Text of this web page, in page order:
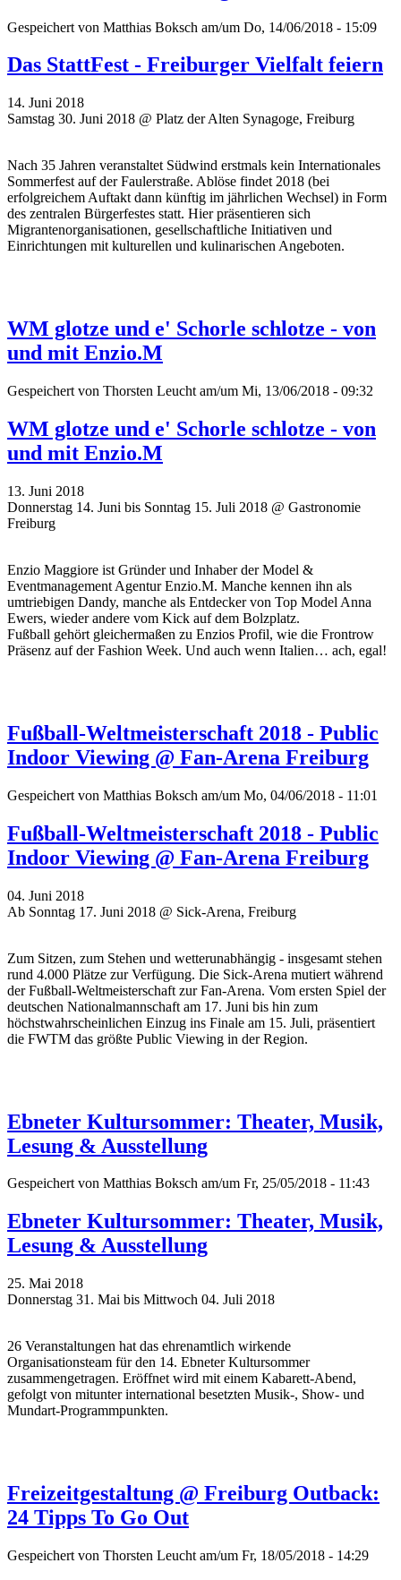
Gespeichert von Matthias Boksch am/um Do, 14/06/2018 - 15:09
Das StattFest - Freiburger Vielfalt feiern
14. Juni 2018
Samstag 30. Juni 2018 @ Platz der Alten Synagoge, Freiburg
Nach 35 Jahren veranstaltet Südwind erstmals kein Internationales
Sommerfest auf der Faulerstraße. Ablöse findet 2018 (bei
erfolgreichem Auftakt dann künftig im jährlichen Wechsel) in Form
des zentralen Bürgerfestes statt. Hier präsentieren sich
Migrantenorganisationen, gesellschaftliche Initiativen und
Einrichtungen mit kulturellen und kulinarischen Angeboten.
WM glotze und e' Schorle schlotze - von
und mit Enzio.M
Gespeichert von Thorsten Leucht am/um Mi, 13/06/2018 - 09:32
WM glotze und e' Schorle schlotze - von
und mit Enzio.M
13. Juni 2018
Donnerstag 14. Juni bis Sonntag 15. Juli 2018 @ Gastronomie
Freiburg
Enzio Maggiore ist Gründer und Inhaber der Model &
Eventmanagement Agentur Enzio.M. Manche kennen ihn als
umtriebigen Dandy, manche als Entdecker von Top Model Anna
Ewers, wieder andere vom Kick auf dem Bolzplatz.
Fußball gehört gleichermaßen zu Enzios Profil, wie die Frontrow
Präsenz auf der Fashion Week. Und auch wenn Italien… ach, egal!
Fußball-Weltmeisterschaft 2018 - Public
Indoor Viewing @ Fan-Arena Freiburg
Gespeichert von Matthias Boksch am/um Mo, 04/06/2018 - 11:01
Fußball-Weltmeisterschaft 2018 - Public
Indoor Viewing @ Fan-Arena Freiburg
04. Juni 2018
Ab Sonntag 17. Juni 2018 @ Sick-Arena, Freiburg
Zum Sitzen, zum Stehen und wetterunabhängig - insgesamt stehen
rund 4.000 Plätze zur Verfügung. Die Sick-Arena mutiert während
der Fußball-Weltmeisterschaft zur Fan-Arena. Vom ersten Spiel der
deutschen Nationalmannschaft am 17. Juni bis hin zum
höchstwahrscheinlichen Einzug ins Finale am 15. Juli, präsentiert
die FWTM das größte Public Viewing in der Region.
Ebneter Kultursommer: Theater, Musik,
Lesung & Ausstellung
Gespeichert von Matthias Boksch am/um Fr, 25/05/2018 - 11:43
Ebneter Kultursommer: Theater, Musik,
Lesung & Ausstellung
25. Mai 2018
Donnerstag 31. Mai bis Mittwoch 04. Juli 2018
26 Veranstaltungen hat das ehrenamtlich wirkende
Organisationsteam für den 14. Ebneter Kultursommer
zusammengetragen. Eröffnet wird mit einem Kabarett-Abend,
gefolgt von mitunter international besetzten Musik-, Show- und
Mundart-Programmpunkten.
Freizeitgestaltung @ Freiburg Outback:
24 Tipps To Go Out
Gespeichert von Thorsten Leucht am/um Fr, 18/05/2018 - 14:29